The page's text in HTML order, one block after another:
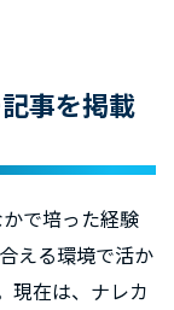
事を掲載
で培った経験
える環境で活か
現在は、ナレカ